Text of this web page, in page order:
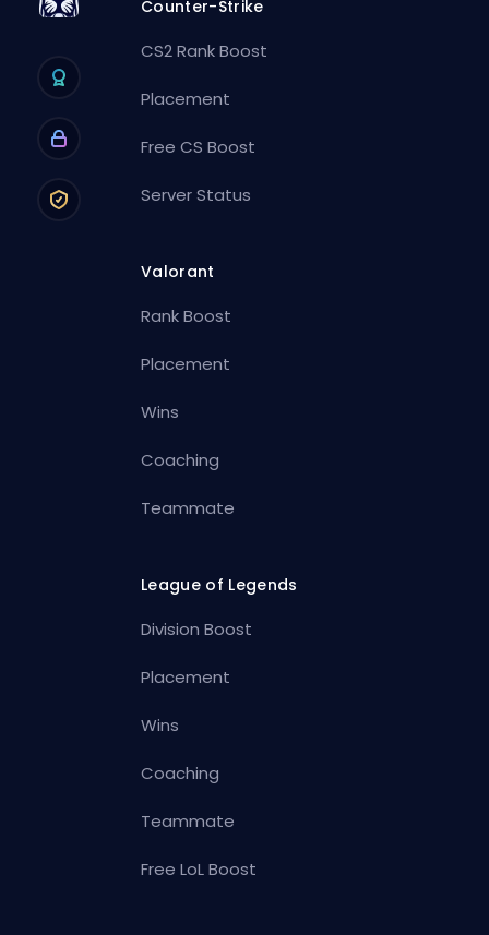
Counter-Strike
CS2 Rank Boost
Placement
Free CS Boost
Server Status
Valorant
Rank Boost
Placement
Wins
Coaching
Teammate
League of Legends
Division Boost
Placement
Wins
Coaching
Teammate
Free LoL Boost